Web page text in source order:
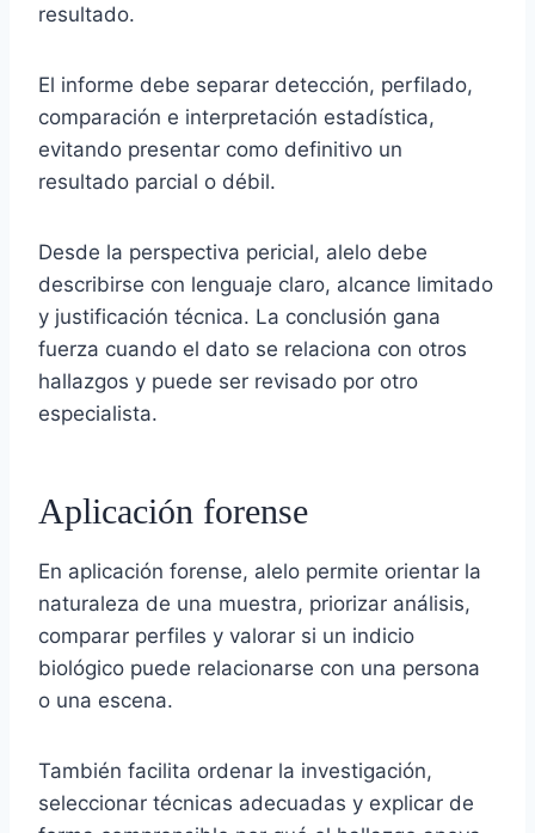
resultado.
El informe debe separar detección, perfilado,
comparación e interpretación estadística,
evitando presentar como definitivo un
resultado parcial o débil.
Desde la perspectiva pericial, alelo debe
describirse con lenguaje claro, alcance limitado
y justificación técnica. La conclusión gana
fuerza cuando el dato se relaciona con otros
hallazgos y puede ser revisado por otro
especialista.
Aplicación forense
En aplicación forense, alelo permite orientar la
naturaleza de una muestra, priorizar análisis,
comparar perfiles y valorar si un indicio
biológico puede relacionarse con una persona
o una escena.
También facilita ordenar la investigación,
seleccionar técnicas adecuadas y explicar de